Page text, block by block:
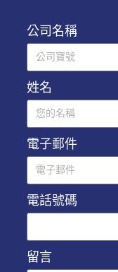
公司名稱
姓名
電子郵件
電話號碼
留言